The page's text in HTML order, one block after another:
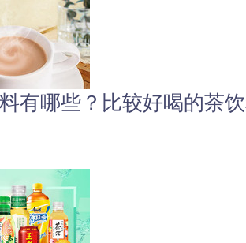
有哪些？比较好喝的茶